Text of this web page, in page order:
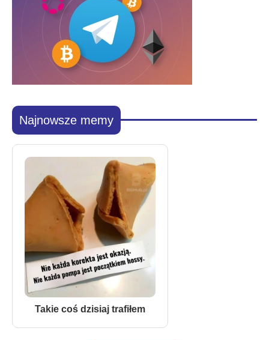
Najnowsze memy
Takie coś dzisiaj trafiłem